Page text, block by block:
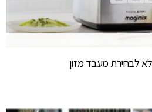
לבחירת מעבד מזון